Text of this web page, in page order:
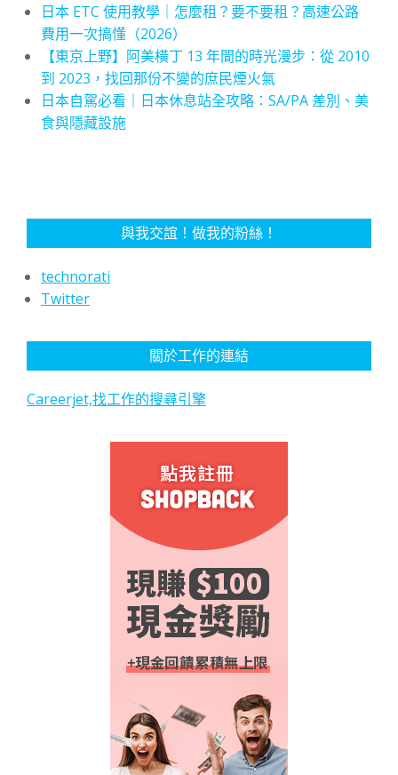
日本 ETC 使用教學｜怎麼租？要不要租？高速公路
費用一次搞懂（2026）
【東京上野】阿美橫丁 13 年間的時光漫步：從 2010
到 2023，找回那份不變的庶民煙火氣
日本自駕必看｜日本休息站全攻略：SA/PA 差別、美
食與隱藏設施
與我交誼！做我的粉絲！
technorati
Twitter
關於工作的連結
Careerjet,找工作的搜尋引擎